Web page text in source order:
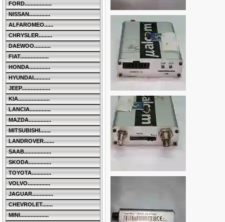
FORD..................
NISSAN..............
ALFAROMEO......
CHRYSLER.........
DAEWOO...........
FIAT...................
HONDA..............
HYUNDAI...........
JEEP...................
KIA.....................
LANCIA..............
MAZDA...............
MITSUBISHI.......
LANDROVER.......
SAAB..................
SKODA...............
TOYOTA.............
VOLVO...............
JAGUAR..............
CHEVROLET.......
MINI...................